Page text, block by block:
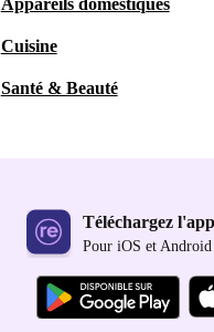
Appareils domestiques
Cuisine
Santé & Beauté
Téléchargez
Pour iOS et Android